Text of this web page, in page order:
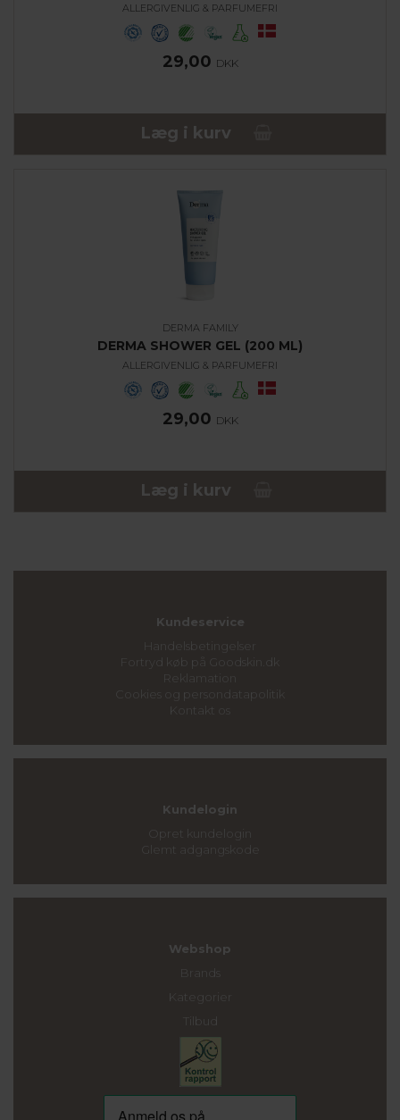
ALLERGIVENLIG & PARFUMEFRI
29,00 DKK
Læg i kurv
DERMA FAMILY
DERMA SHOWER GEL (200 ML)
ALLERGIVENLIG & PARFUMEFRI
29,00 DKK
Læg i kurv
Kundeservice
Handelsbetingelser
Fortryd køb på Goodskin.dk
Reklamation
Cookies og persondatapolitik
Kontakt os
Kundelogin
Opret kundelogin
Glemt adgangskode
Webshop
Brands
Kategorier
Tilbud